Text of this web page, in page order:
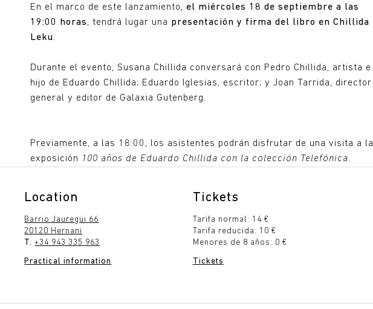
En el marco de este lanzamiento, el miércoles 18 de septiembre a las
19:00 horas, tendrá lugar una presentación y firma del libro en Chillida
Leku.
Durante el evento, Susana Chillida conversará con Pedro Chillida, artista e
hijo de Eduardo Chillida; Eduardo Iglesias, escritor; y Joan Tarrida, director
general y editor de Galaxia Gutenberg.
Previamente, a las 18:00, los asistentes podrán disfrutar de una visita a la
exposición 100 años de Eduardo Chillida con la colección Telefónica.
Location
Barrio Jauregui 66
20120 Hernani
T.+34 943 335 963
Practical information
Tickets
Tarifa normal: 14 €
Tarifa reducida: 10 €
Menores de 8 años: 0 €
Tickets